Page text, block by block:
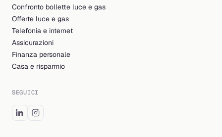
Confronto bollette luce e gas
Offerte luce e gas
Telefonia e internet
Assicurazioni
Finanza personale
Casa e risparmio
SEGUICI